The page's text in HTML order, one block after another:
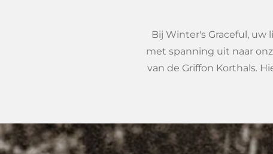
Bij Winter's Graceful, uw
met spanning uit naar
van de Griffon Korthals.